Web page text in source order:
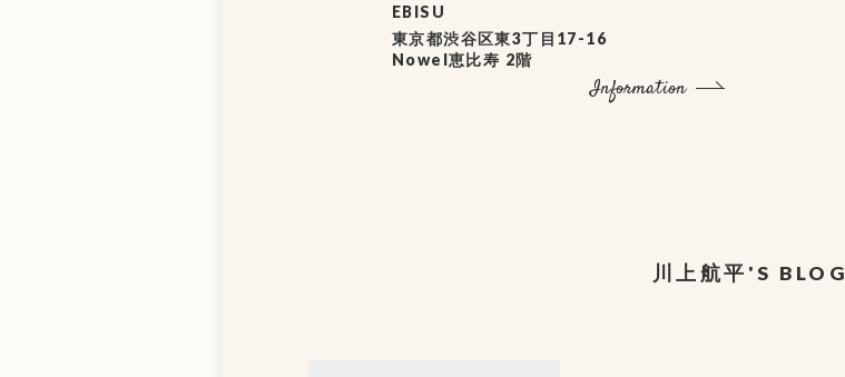
EBISU
東京都渋谷区東3丁目17-16
Nowel恵比寿 2階
Information
川上航平'S BLOG